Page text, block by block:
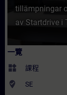
tillämpningar
av Startdrive i
一覽
widgets 課程
where_to_vote SE